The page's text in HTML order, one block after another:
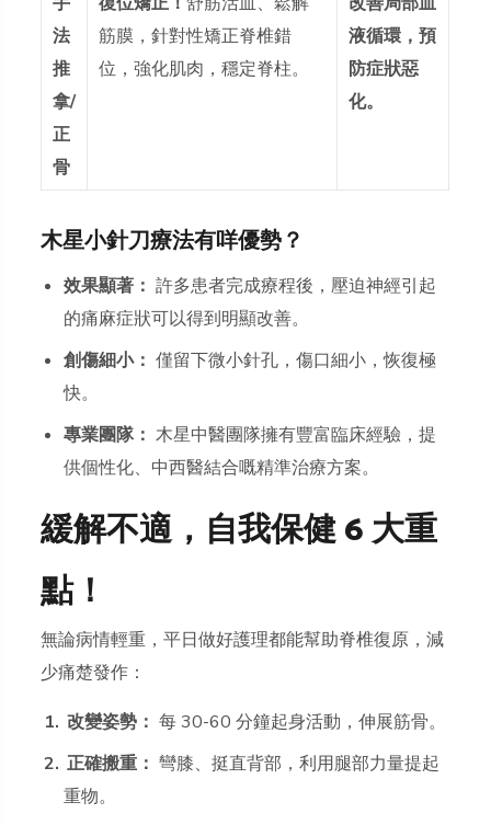
法
推
拿/
正
骨
筋膜，針對性矯正脊椎錯
位，強化肌肉，穩定脊柱。
液循環，預
防症狀惡
化。
木星小針刀療法有咩優勢？
效果顯著： 許多患者完成療程後，壓迫神經引起
的痛麻症狀可以得到明顯改善。
創傷細小： 僅留下微小針孔，傷口細小，恢復極
快。
專業團隊： 木星中醫團隊擁有豐富臨床經驗，提
供個性化、中西醫結合嘅精準治療方案。
緩解不適，自我保健 6 大重
點！
無論病情輕重，平日做好護理都能幫助脊椎復原，減
少痛楚發作：
改變姿勢： 每 30-60 分鐘起身活動，伸展筋骨。
正確搬重： 彎膝、挺直背部，利用腿部力量提起
重物。